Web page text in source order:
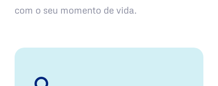
com o seu momento de vida.